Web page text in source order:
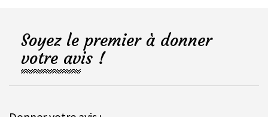
Soyez le premier à donner
votre avis !